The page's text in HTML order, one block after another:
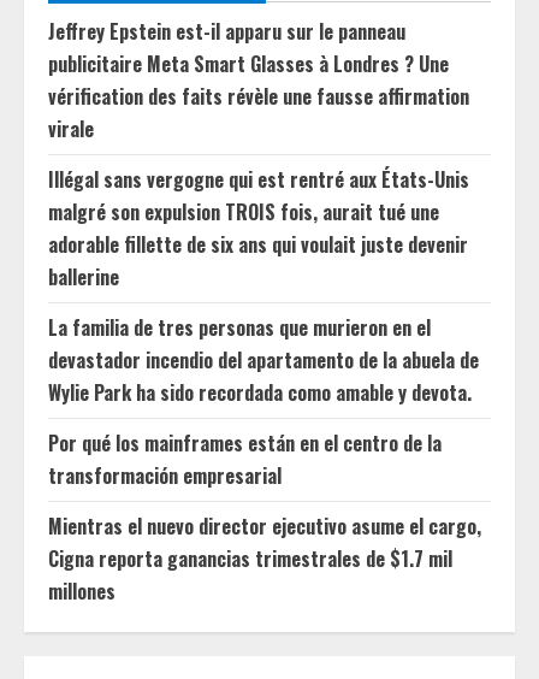
Jeffrey Epstein est-il apparu sur le panneau
publicitaire Meta Smart Glasses à Londres ? Une
vérification des faits révèle une fausse affirmation
virale
Illégal sans vergogne qui est rentré aux États-Unis
malgré son expulsion TROIS fois, aurait tué une
adorable fillette de six ans qui voulait juste devenir
ballerine
La familia de tres personas que murieron en el
devastador incendio del apartamento de la abuela de
Wylie Park ha sido recordada como amable y devota.
Por qué los mainframes están en el centro de la
transformación empresarial
Mientras el nuevo director ejecutivo asume el cargo,
Cigna reporta ganancias trimestrales de $1.7 mil
millones